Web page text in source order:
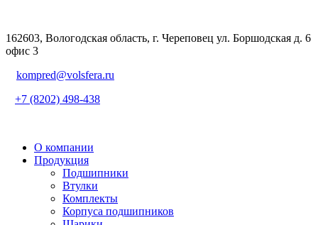
162603, Вологодская область, г. Череповец ул. Боршодская д. 6
офис 3
kompred@volsfera.ru
+7 (8202) 498-438
О компании
Продукция
Подшипники
Втулки
Комплекты
Корпуса подшипников